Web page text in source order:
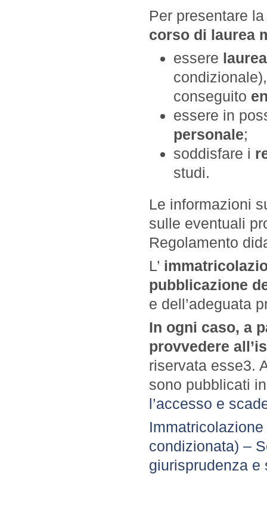
Per presentare
corso di laurea
essere
conseguito
essere in
personale;
soddisfare i
studi.
Le informazioni
sulle eventuali
Regolamento
L’
pubblicazione
e dell’adeguata
In ogni caso, a
provvedere
riservata esse3.
sono pubblicati
l’accesso e
condizionata) –
giurisprudenza e